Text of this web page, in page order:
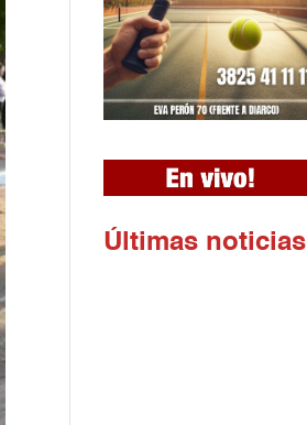
Ú ltimas noticias